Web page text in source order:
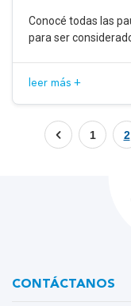
Conocé todas las
para ser
leer más +
1 2
CONTÁCTANOS